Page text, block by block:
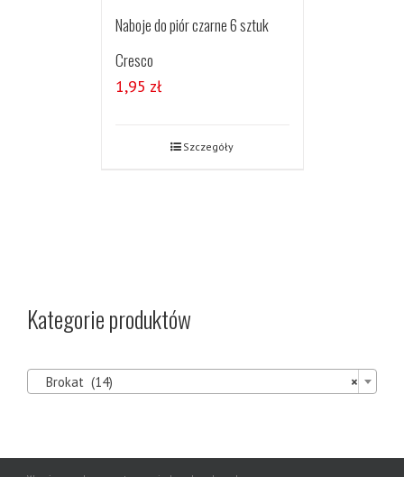
Naboje do piór czarne 6 sztuk
Cresco
1,95 zł
Szczegóły
Kategorie produktów
×
Brokat (14)